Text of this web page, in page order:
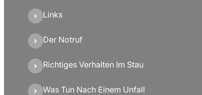
Links
Der Notruf
Richtiges Verhalten Im Stau
Was Tun Nach Einem Unfall